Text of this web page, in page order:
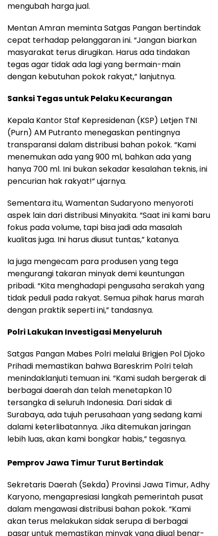
mengubah harga jual.
Mentan Amran meminta Satgas Pangan bertindak
cepat terhadap pelanggaran ini. “Jangan biarkan
masyarakat terus dirugikan. Harus ada tindakan
tegas agar tidak ada lagi yang bermain-main
dengan kebutuhan pokok rakyat,” lanjutnya.
Sanksi Tegas untuk Pelaku Kecurangan
Kepala Kantor Staf Kepresidenan (KSP) Letjen TNI
(Purn) AM Putranto menegaskan pentingnya
transparansi dalam distribusi bahan pokok. “Kami
menemukan ada yang 900 ml, bahkan ada yang
hanya 700 ml. Ini bukan sekadar kesalahan teknis, ini
pencurian hak rakyat!” ujarnya.
Sementara itu, Wamentan Sudaryono menyoroti
aspek lain dari distribusi Minyakita. “Saat ini kami baru
fokus pada volume, tapi bisa jadi ada masalah
kualitas juga. Ini harus diusut tuntas,” katanya.
Ia juga mengecam para produsen yang tega
mengurangi takaran minyak demi keuntungan
pribadi. “Kita menghadapi pengusaha serakah yang
tidak peduli pada rakyat. Semua pihak harus marah
dengan praktik seperti ini,” tandasnya.
Polri Lakukan Investigasi Menyeluruh
Satgas Pangan Mabes Polri melalui Brigjen Pol Djoko
Prihadi memastikan bahwa Bareskrim Polri telah
menindaklanjuti temuan ini. “Kami sudah bergerak di
berbagai daerah dan telah menetapkan 10
tersangka di seluruh Indonesia. Dari sidak di
Surabaya, ada tujuh perusahaan yang sedang kami
dalami keterlibatannya. Jika ditemukan jaringan
lebih luas, akan kami bongkar habis,” tegasnya.
Pemprov Jawa Timur Turut Bertindak
Sekretaris Daerah (Sekda) Provinsi Jawa Timur, Adhy
Karyono, mengapresiasi langkah pemerintah pusat
dalam mengawasi distribusi bahan pokok. “Kami
akan terus melakukan sidak serupa di berbagai
pasar untuk memastikan minyak yang dijual benar-